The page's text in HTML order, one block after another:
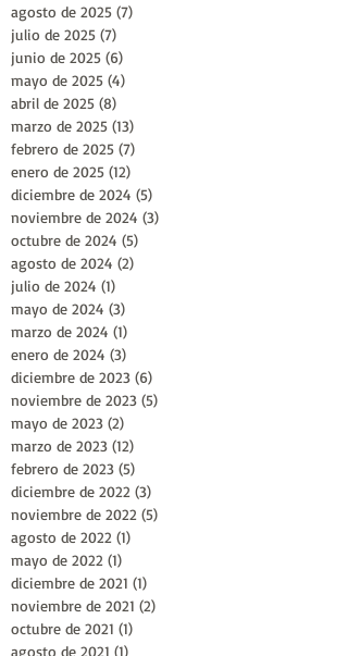
agosto de 2025 (7)
julio de 2025 (7)
junio de 2025 (6)
mayo de 2025 (4)
abril de 2025 (8)
marzo de 2025 (13)
febrero de 2025 (7)
enero de 2025 (12)
diciembre de 2024 (5)
noviembre de 2024 (3)
octubre de 2024 (5)
agosto de 2024 (2)
julio de 2024 (1)
mayo de 2024 (3)
marzo de 2024 (1)
enero de 2024 (3)
diciembre de 2023 (6)
noviembre de 2023 (5)
mayo de 2023 (2)
marzo de 2023 (12)
febrero de 2023 (5)
diciembre de 2022 (3)
noviembre de 2022 (5)
agosto de 2022 (1)
mayo de 2022 (1)
diciembre de 2021 (1)
noviembre de 2021 (2)
octubre de 2021 (1)
agosto de 2021 (1)